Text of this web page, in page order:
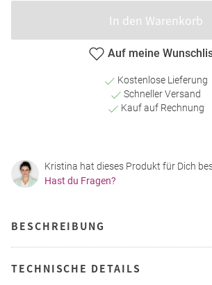
In den Warenkorb
Auf meine
Kostenlose Lieferung
Schneller Versand
Kauf auf Rechnung
Kristina hat dieses Produkt für Dich
Hast du Fragen?
BESCHREIBUNG
TECHNISCHE DETAILS